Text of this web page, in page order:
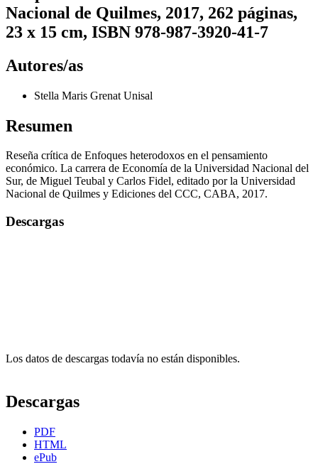
Nacional de Quilmes, 2017, 262 páginas,
23 x 15 cm, ISBN 978-987-3920-41-7
Autores/as
Stella Maris Grenat Unisal
Resumen
Reseña crítica de Enfoques heterodoxos en el pensamiento
económico. La carrera de Economía de la Universidad Nacional del
Sur, de Miguel Teubal y Carlos Fidel, editado por la Universidad
Nacional de Quilmes y Ediciones del CCC, CABA, 2017.
Descargas
Los datos de descargas todavía no están disponibles.
Descargas
PDF
HTML
ePub